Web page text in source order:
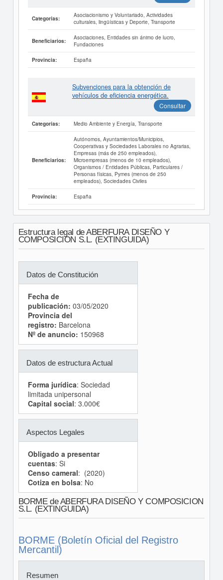
Categorías:
Asociacionismo y Voluntariado, Actividades
culturales, lingüísticas y Deporte, Transporte
Beneficiarios:
Asociaciones, Entidades sin ánimo de lucro,
Fundaciones
Provincia: España
Subvenciones para la obtención de
vehículos de eficiencia energética.
Consultar
Categorías: Medio Ambiente y Energía, Transporte
Beneficiarios:
Autónomos, Ayuntamientos/Municipios,
Cooperativas y Sociedades Laborales no Agrarias,
Empresas (más de 250 empleados),
Microempresas (menos de 10 empleados),
Organismos / Entidades Públicas, Particulares /
Personas físicas, Pymes (menos de 250
empleados), Sociedades Civiles
Provincia: España
Estructura legal de ABERFURA DISEÑO Y
COMPOSICION S.L. (EXTINGUIDA)
Datos de Constitución
Fecha de
publicación: 03/05/2020
Provincia del
registro: Barcelona
Nº de anuncio: 150968
Datos de estructura Actual
Forma jurídica: Sociedad
limitada unipersonal
Capital social: 3.000€
Aspectos Legales
Obligado a presentar
cuentas: Si
Censo cameral: (2020)
Cotiza en bolsa: No
BORME de ABERFURA DISEÑO Y COMPOSICION
S.L. (EXTINGUIDA)
BORME (Boletín Oficial del Registro
Mercantil)
Resumen